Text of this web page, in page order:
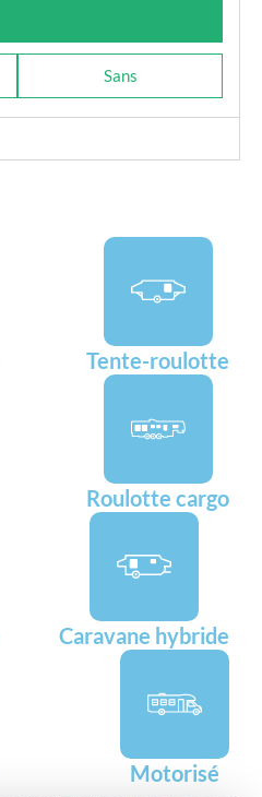
Sans
Tente-roulotte
Roulotte cargo
Caravane hybride
Motorisé